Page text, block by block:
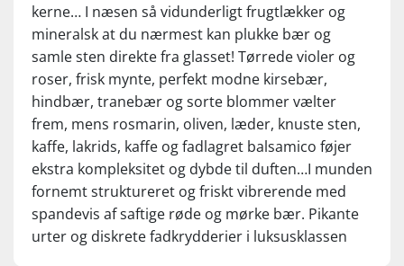
kerne… I næsen så vidunderligt frugtlækker og
mineralsk at du nærmest kan plukke bær og
samle sten direkte fra glasset! Tørrede violer og
roser, frisk mynte, perfekt modne kirsebær,
hindbær, tranebær og sorte blommer vælter
frem, mens rosmarin, oliven, læder, knuste sten,
kaffe, lakrids, kaffe og fadlagret balsamico føjer
ekstra kompleksitet og dybde til duften…I munden
fornemt struktureret og friskt vibrerende med
spandevis af saftige røde og mørke bær. Pikante
urter og diskrete fadkrydderier i luksusklassen